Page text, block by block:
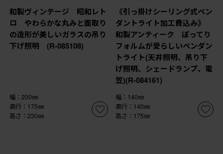
和製ヴィンテージ 昭和レト
ロ やわらかな丸みと面取り
の造形が美しいガラスの吊り
下げ照明 (R-085108)
幅：200㎜
奥行：175㎜
高さ：230㎜
《引っ掛けシーリング式ペン
ダントライト加工費込み》
和製アンティーク ぽってり
フォルムが愛らしいペンダン
トライト(天井照明、吊り下
げ照明、シェードランプ、電
笠)(R-084161)
幅：140㎜
奥行：140㎜
高さ：175㎜